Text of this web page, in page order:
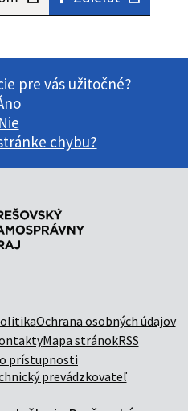
pre vás užitočné?
Nie
chybu?
Ochrana osobných údajov
Mapa stránokRSS
prístupnosti
prevádzkovateľ